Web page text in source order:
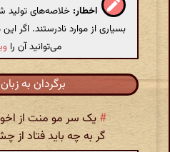
اخطار: خلاصه‌های
بسیاری از موارد نادرستند. اگر
می‌توانید آن را
برگردان به
# یک سر مو منت از
گر به چه باید فتاد